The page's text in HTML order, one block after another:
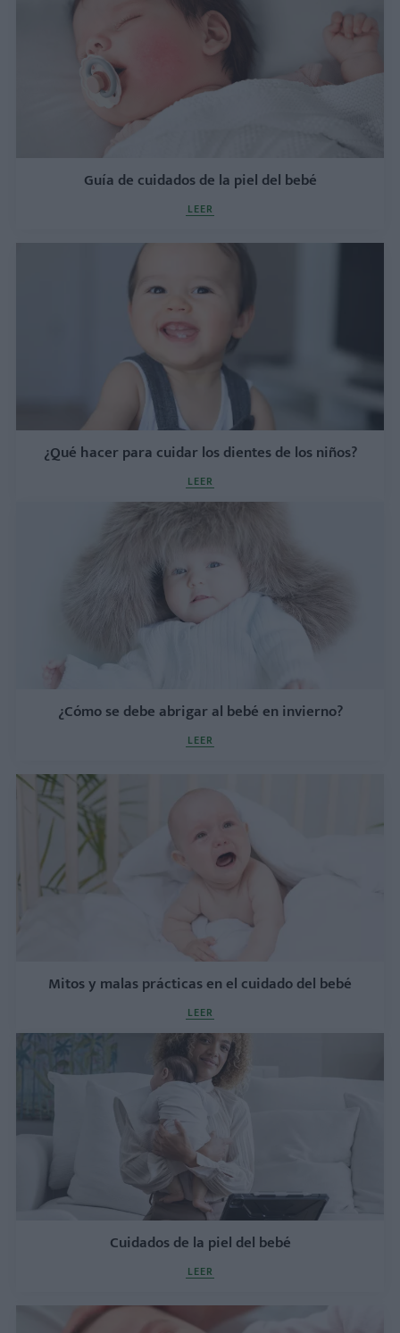
Guía de cuidados de la piel del bebé
LEER
¿Qué hacer para cuidar los dientes de los niños?
LEER
¿Cómo se debe abrigar al bebé en invierno?
LEER
Mitos y malas prácticas en el cuidado del bebé
LEER
Cuidados de la piel del bebé
LEER